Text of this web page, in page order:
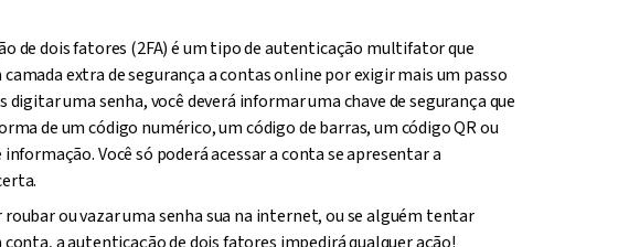
de dois fatores (2FA) é um tipo de autenticação multifator que
extra de segurança a contas online por exigir mais um passo
digitar uma senha, você deverá informar uma chave de segurança que
de um código numérico, um código de barras, um código QR ou
Você só poderá acessar a conta se apresentar a
roubar ou vazar uma senha sua na internet, ou se alguém tentar
a autenticação de dois fatores impedirá qualquer ação!